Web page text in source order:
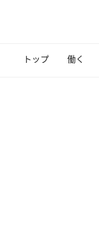
トップ 働く